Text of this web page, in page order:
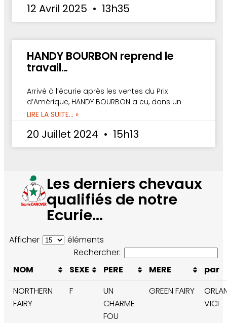
12 Avril 2025 13h35
HANDY BOURBON reprend le
travail…
Arrivé à l’écurie après les ventes du Prix
d’Amérique, HANDY BOURBON a eu, dans un
LIRE LA SUITE... »
20 Juillet 2024 15h13
Les derniers chevaux
qualifiés de notre
Ecurie...
Afficher
éléments
Rechercher:
NOM
SEXE PERE MERE
par
NORTHERN
FAIRY
F
UN
CHARME
FOU
GREEN FAIRY
VICI